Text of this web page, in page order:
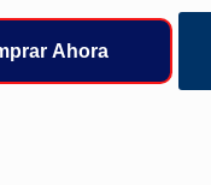
Ahora